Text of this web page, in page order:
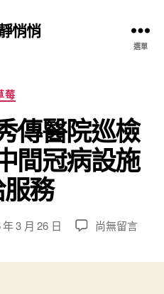
悄悄
選單
分
類
莓
傳醫院巡檢
間冠病設施
務
年 3 月 26 日
在
尚無留言